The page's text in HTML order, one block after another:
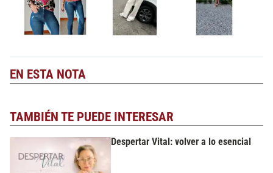
EN ESTA NOTA
TAMBIÉN TE PUEDE INTERESAR
Despertar Vital: volver a lo esencial